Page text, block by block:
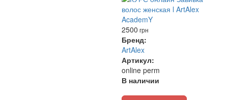
2500 грн
Бренд:
ArtAlex
Артикул:
online perm
В наличии